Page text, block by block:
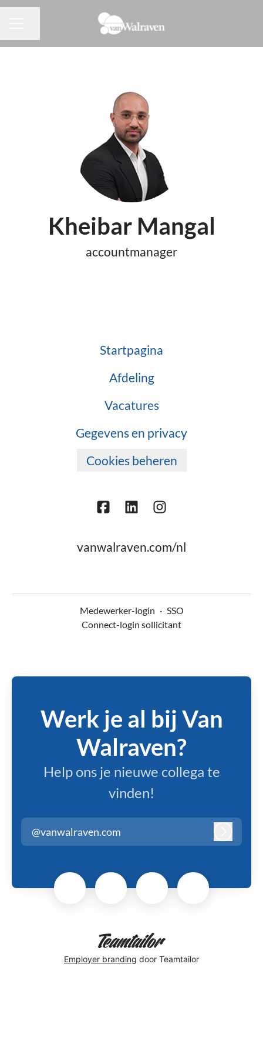
Kheibar Mangal
accountmanager
Startpagina
Afdeling
Vacatures
Gegevens en privacy
Cookies beheren
vanwalraven.com/nl
Medewerker-login · SSO
Connect-login sollicitant
Werk je al bij Van
Walraven?
Help ons je nieuwe collega te
vinden!
@vanwalraven.com
Employer branding door Teamtailor